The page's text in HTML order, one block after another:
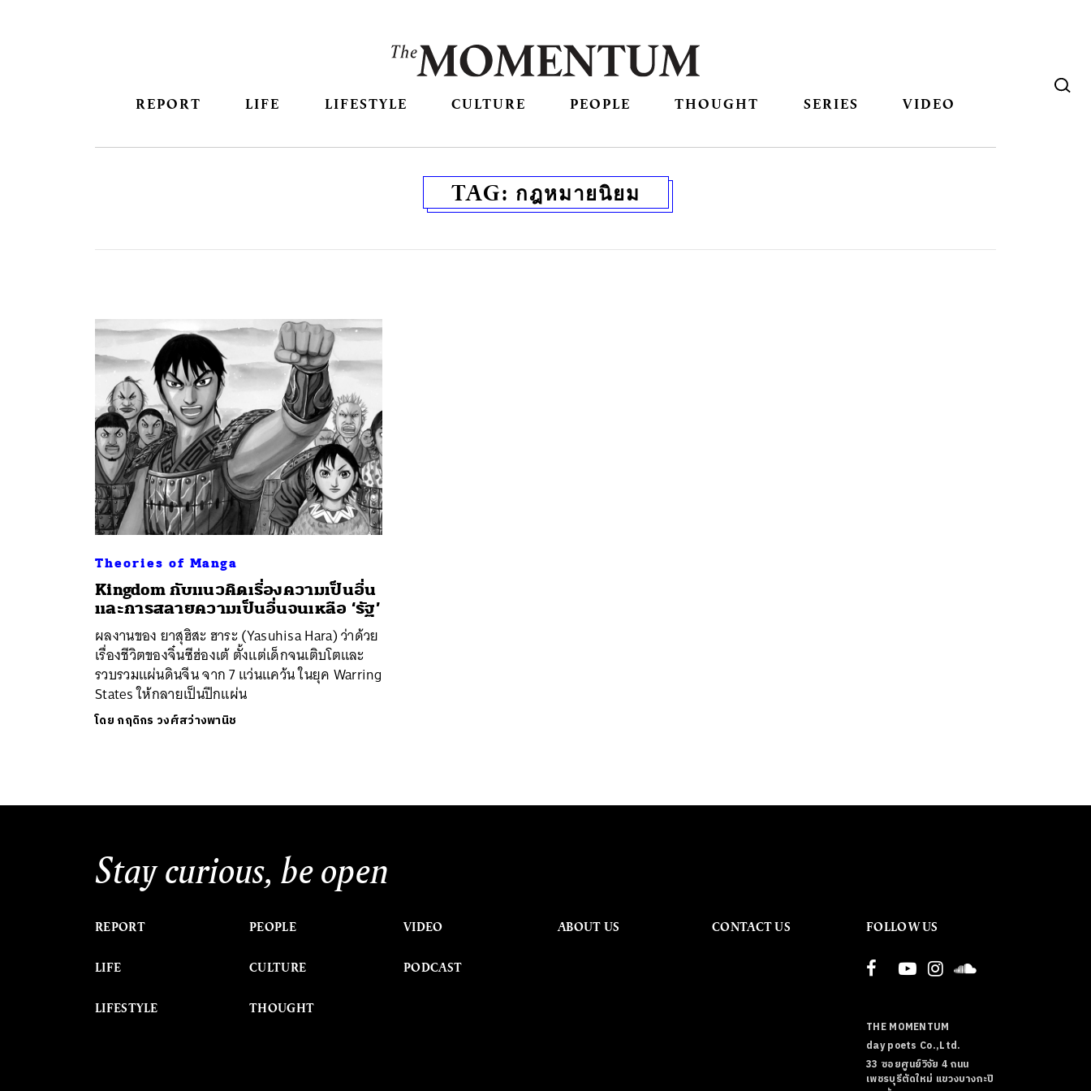
REPORT LIFE LIFESTYLE CULTURE PEOPLE THOUGHT SERIES VIDEO
TAG: กฎหมายนิยม
Theories of Manga
Kingdom กับแนวคิดเรื่องความเป็นอื่น
และการสลายความเป็นอื่นจนเหลือ ‘รัฐ’
ผลงานของ ยาสุฮิสะ ฮาระ (Yasuhisa Hara) ว่าด้วย
เรื่องชีวิตของจิ๋นซีฮ่องเต้ ตั้งแต่เด็กจนเติบโตและ
รวบรวมแผ่นดินจีน จาก 7 แว่นแคว้น ในยุค Warring
States ให้กลายเป็นปึกแผ่น
โดย กฤดิกร วงศ์สว่างพานิช
Stay curious, be open
REPORT
LIFE
LIFESTYLE
PEOPLE
CULTURE
THOUGHT
VIDEO
PODCAST
ABOUT US CONTACT US FOLLOW US
THE MOMENTUM
day poets Co.,Ltd.
33 ซอยศูนย์วิจัย 4 ถนน
เพชรบุรีตัดใหม่ แขวงบางกะปิ